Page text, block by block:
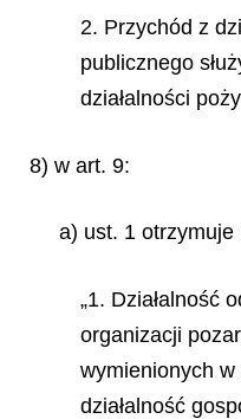
2. Przychód z
publicznego
działalności
8) w art. 9:
a) ust. 1 otrzymuje
„1. Działalność
organizacji
wymienionych
działalność